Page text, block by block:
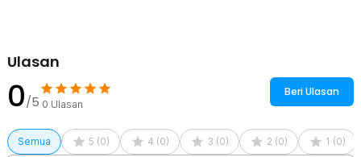
Ulasan
0/5 0 Ulasan
Beri Ulasan
Semua 5 (0) 4 (0) 3 (0) 2 (0) 1 (0)